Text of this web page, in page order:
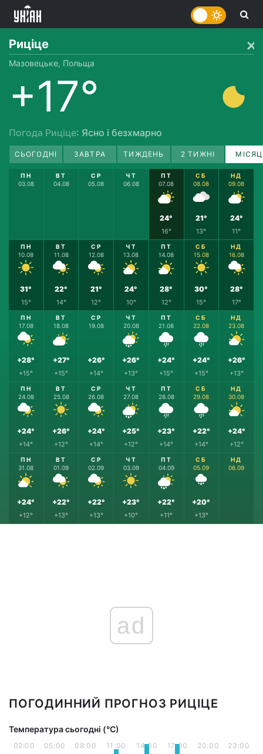
Риціце
Мазовецьке, Польща
+17°
Погода Риціце: Ясно і безхмарно
СЬОГОДНІ ЗАВТРА ТИЖДЕНЬ 2 ТИЖНІ
ПН
03.08
ВТ
04.08
СР
05.08
ЧТ
06.08
ПТ
07.08
24°
16°
СБ
08.08
21°
13°
НД
09.08
24°
11°
ПН
10.08
31°
15°
ВТ
11.08
22°
14°
СР
12.08
21°
12°
ЧТ
13.08
24°
10°
ПТ
14.08
28°
12°
СБ
15.08
30°
15°
НД
16.08
28°
17°
ПН
17.08
+28°
+15°
ВТ
18.08
+27°
+15°
СР
19.08
+26°
+14°
ЧТ
20.08
+26°
+13°
ПТ
21.08
+24°
+15°
СБ
22.08
+24°
+15°
НД
23.08
+26°
+13°
ПН
24.08
+24°
+14°
ВТ
25.08
+26°
+12°
СР
26.08
+24°
+14°
ЧТ
27.08
+25°
+12°
ПТ
28.08
+23°
+14°
СБ
29.08
+22°
+14°
НД
30.08
+24°
+12°
ПН
31.08
+24°
+12°
ВТ
01.09
+22°
+13°
СР
02.09
+22°
+13°
ЧТ
03.09
+23°
+10°
ПТ
04.09
+22°
+11°
СБ
05.09
+20°
+13°
НД
06.09
ad
ПОГОДИННИЙ ПРОГНОЗ РИЦІЦЕ
Температура сьогодні (°С)
02:00 05:00 08:00 11:00 14:00 17:00 20:00 23:00